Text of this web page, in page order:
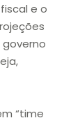
e o
“time